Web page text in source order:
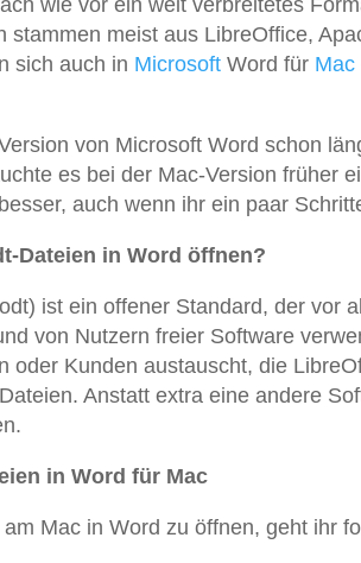
wie vor ein weit verbreitetes
stammen meist aus LibreOffice,
sich auch in Microsoft Word für Mac
von Microsoft Word schon
es bei der Mac-Version früher
auch wenn ihr ein paar
Dateien in Word öffnen?
ist ein offener Standard, der vor
von Nutzern freier Software
oder Kunden austauscht, die
Anstatt extra eine andere
in Word für Mac
Mac in Word zu öffnen, geht ihr